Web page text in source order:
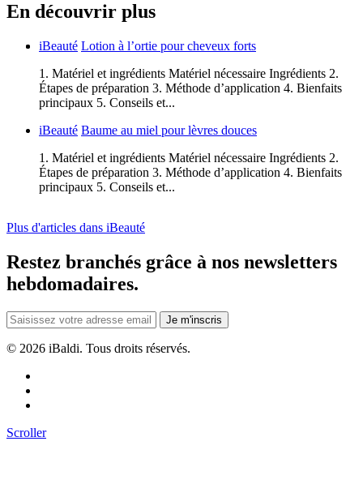
En découvrir plus
iBeauté Lotion à l’ortie pour cheveux forts
1. Matériel et ingrédients Matériel nécessaire Ingrédients 2.
Étapes de préparation 3. Méthode d’application 4. Bienfaits
principaux 5. Conseils et...
iBeauté Baume au miel pour lèvres douces
1. Matériel et ingrédients Matériel nécessaire Ingrédients 2.
Étapes de préparation 3. Méthode d’application 4. Bienfaits
principaux 5. Conseils et...
Plus d'articles dans iBeauté
Restez branchés grâce à nos newsletters
hebdomadaires.
Je m'inscris
© 2026 iBaldi. Tous droits réservés.
Scroller